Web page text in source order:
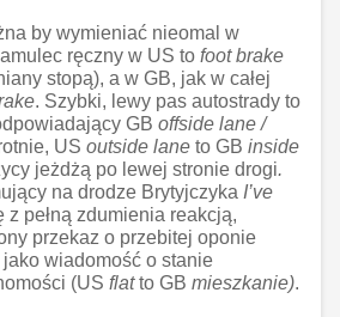
by wymieniać nieomal w
ręczny w US to foot brake
stopą), a w GB, jak w całej
. Szybki, lewy pas autostrady to
GB offside lane /
US outside lane to GB inside
jeżdżą po lewej stronie drogi.
na drodze Brytyjczyka I’ve
z pełną zdumienia reakcją,
przekaz o przebitej oponie
wiadomość o stanie
(US flatto GB mieszkanie).